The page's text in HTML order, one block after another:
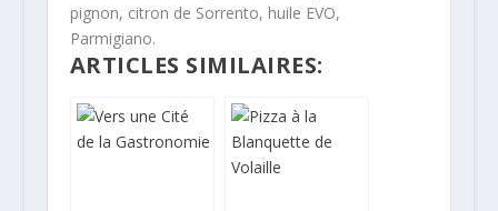
pignon, citron de Sorrento, huile EVO,
Parmigiano.
ARTICLES SIMILAIRES: